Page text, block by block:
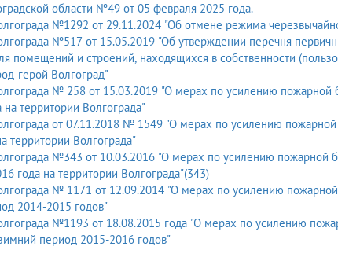
области №49 от 05 февраля 2025 года.
№1292 от 29.11.2024 "Об отмене режима
№517 от 15.05.2019 "Об утверждении перечня
помещений и строений, находящихся в собственности
герой Волгоград"
территории Волгограда"
от 07.11.2018 № 1549 "О мерах по усилению пожарной
территории Волгограда"
№343 от 10.03.2016 "О мерах по усилению пожарной
года на территории Волгограда"(343)
№ 1171 от 12.09.2014 "О мерах по усилению пожарной
2014-2015 годов"
№1193 от 18.08.2015 года "О мерах по усилению
период 2015-2016 годов"